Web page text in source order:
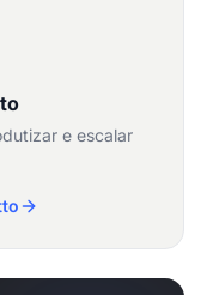
e escalar